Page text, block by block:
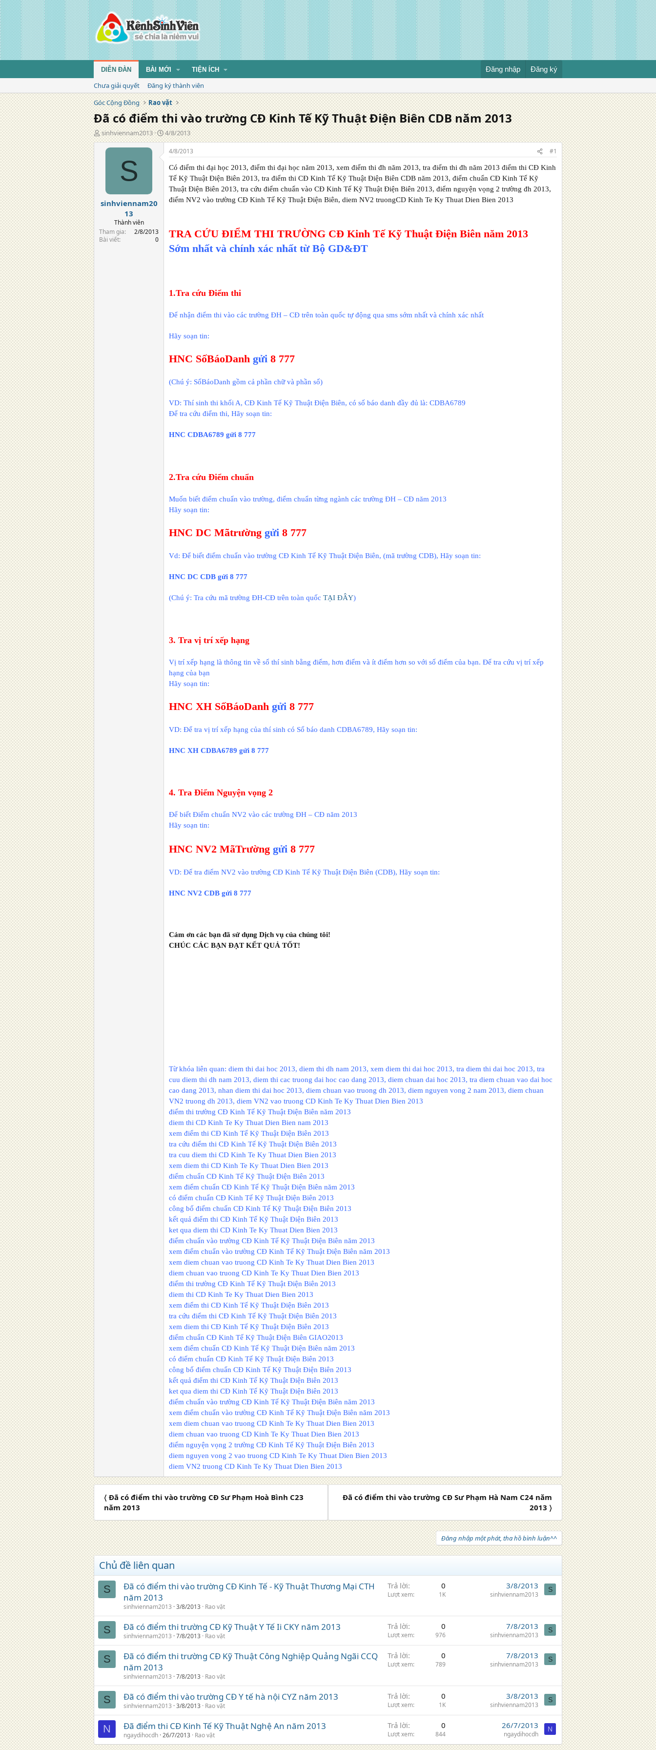
DIỄN ĐÀN BÀI MỚI TIỆN ÍCH Đăng nhập Đăng ký
Chưa giải quyết
Đăng ký thành viên
Góc Cộng Đồng
Rao vặt
Đã có điểm thi vào trường CĐ Kinh Tế Kỹ Thuật Điện Biên CDB năm 2013
T
á
sinhviennam2013
N
g
4/8/2013
S
sinhviennam20
13
Thành viên
Tham gia
2/8/2013
Bài viết
0
4/8/2013 #1
Có điểm thi đại học 2013, điểm thi đại học năm 2013, xem điểm thi đh năm 2013, tra điểm thi đh năm 2013 điểm thi CĐ Kinh
Tế Kỹ Thuật Điện Biên 2013, tra điểm thi CĐ Kinh Tế Kỹ Thuật Điện Biên CDB năm 2013, điểm chuẩn CĐ Kinh Tế Kỹ
Thuật Điện Biên 2013, tra cứu điểm chuẩn vào CĐ Kinh Tế Kỹ Thuật Điện Biên 2013, điểm nguyện vọng 2 trường đh 2013,
điểm NV2 vào trường CĐ Kinh Tế Kỹ Thuật Điện Biên, diem NV2 truongCD Kinh Te Ky Thuat Dien Bien 2013
TRA CỨU ĐIỂM THI TRƯỜNG CĐ Kinh Tế Kỹ Thuật Điện Biên năm 2013
Sớm nhất và chính xác nhất từ Bộ GD&ĐT
1.Tra cứu Điểm thi
Để nhận điểm thi vào các trường ĐH – CĐ trên toàn quốc tự động qua sms sớm nhất và chính xác nhất
Hãy soạn tin:
HNC SốBáoDanh gửi 8 777
(Chú ý: SốBáoDanh gồm cả phần chữ và phần số)
VD: Thí sinh thi khối A, CĐ Kinh Tế Kỹ Thuật Điện Biên, có số báo danh đầy đủ là: CDBA6789
Để tra cứu điểm thi, Hãy soạn tin:
HNC CDBA6789 gửi 8 777
2.Tra cứu Điểm chuẩn
Muốn biết điểm chuẩn vào trường, điểm chuẩn từng ngành các trường ĐH – CĐ năm 2013
Hãy soạn tin:
HNC DC Mãtrường gửi 8 777
Vd: Để biết điểm chuẩn vào trường CĐ Kinh Tế Kỹ Thuật Điện Biên, (mã trường CDB), Hãy soạn tin:
HNC DC CDB gửi 8 777
(Chú ý: Tra cứu mã trường ĐH-CĐ trên toàn quốc TẠI ĐÂY)
3. Tra vị trí xếp hạng
Vị trí xếp hạng là thông tin về số thí sinh bằng điểm, hơn điểm và ít điểm hơn so với số điểm của bạn. Để tra cứu vị trí xếp
hạng của bạn
Hãy soạn tin:
HNC XH SốBáoDanh gửi 8 777
VD: Để tra vị trí xếp hạng của thí sinh có Số báo danh CDBA6789, Hãy soạn tin:
HNC XH CDBA6789 gửi 8 777
4. Tra Điểm Nguyện vọng 2
Để biết Điểm chuẩn NV2 vào các trường ĐH – CĐ năm 2013
Hãy soạn tin:
HNC NV2 MãTrường gửi 8 777
VD: Để tra điểm NV2 vào trường CĐ Kinh Tế Kỹ Thuật Điện Biên (CDB), Hãy soạn tin:
HNC NV2 CDB gửi 8 777
Cảm ơn các bạn đã sử dụng Dịch vụ của chúng tôi!
CHÚC CÁC BẠN ĐẠT KẾT QUẢ TỐT!
Từ khóa liên quan: diem thi dai hoc 2013, diem thi dh nam 2013, xem diem thi dai hoc 2013, tra diem thi dai hoc 2013, tra
cuu diem thi dh nam 2013, diem thi cac truong dai hoc cao dang 2013, diem chuan dai hoc 2013, tra diem chuan vao dai hoc
cao dang 2013, nhan diem thi dai hoc 2013, diem chuan vao truong dh 2013, diem nguyen vong 2 nam 2013, diem chuan
VN2 truong dh 2013, diem VN2 vao truong CD Kinh Te Ky Thuat Dien Bien 2013
điểm thi trường CĐ Kinh Tế Kỹ Thuật Điện Biên năm 2013
diem thi CD Kinh Te Ky Thuat Dien Bien nam 2013
xem điểm thi CĐ Kinh Tế Kỹ Thuật Điện Biên 2013
tra cứu điểm thi CĐ Kinh Tế Kỹ Thuật Điện Biên 2013
tra cuu diem thi CD Kinh Te Ky Thuat Dien Bien 2013
xem diem thi CD Kinh Te Ky Thuat Dien Bien 2013
điểm chuẩn CĐ Kinh Tế Kỹ Thuật Điện Biên 2013
xem điểm chuẩn CĐ Kinh Tế Kỹ Thuật Điện Biên năm 2013
có điểm chuẩn CĐ Kinh Tế Kỹ Thuật Điện Biên 2013
công bố điểm chuẩn CĐ Kinh Tế Kỹ Thuật Điện Biên 2013
kết quả điểm thi CĐ Kinh Tế Kỹ Thuật Điện Biên 2013
ket qua diem thi CD Kinh Te Ky Thuat Dien Bien 2013
điểm chuẩn vào trường CĐ Kinh Tế Kỹ Thuật Điện Biên năm 2013
xem điểm chuẩn vào trường CĐ Kinh Tế Kỹ Thuật Điện Biên năm 2013
xem diem chuan vao truong CD Kinh Te Ky Thuat Dien Bien 2013
diem chuan vao truong CD Kinh Te Ky Thuat Dien Bien 2013
điểm thi trường CĐ Kinh Tế Kỹ Thuật Điện Biên 2013
diem thi CD Kinh Te Ky Thuat Dien Bien 2013
xem điểm thi CĐ Kinh Tế Kỹ Thuật Điện Biên 2013
tra cứu điểm thi CĐ Kinh Tế Kỹ Thuật Điện Biên 2013
xem diem thi CĐ Kinh Tế Kỹ Thuật Điện Biên 2013
điểm chuẩn CĐ Kinh Tế Kỹ Thuật Điện Biên GIAO2013
xem điểm chuẩn CĐ Kinh Tế Kỹ Thuật Điện Biên năm 2013
có điểm chuẩn CĐ Kinh Tế Kỹ Thuật Điện Biên 2013
công bố điểm chuẩn CĐ Kinh Tế Kỹ Thuật Điện Biên 2013
kết quả điểm thi CĐ Kinh Tế Kỹ Thuật Điện Biên 2013
ket qua diem thi CĐ Kinh Tế Kỹ Thuật Điện Biên 2013
điểm chuẩn vào trường CĐ Kinh Tế Kỹ Thuật Điện Biên năm 2013
xem điểm chuẩn vào trường CĐ Kinh Tế Kỹ Thuật Điện Biên năm 2013
xem diem chuan vao truong CD Kinh Te Ky Thuat Dien Bien 2013
diem chuan vao truong CD Kinh Te Ky Thuat Dien Bien 2013
điểm nguyện vọng 2 trường CĐ Kinh Tế Kỹ Thuật Điện Biên 2013
diem nguyen vong 2 vao truong CD Kinh Te Ky Thuat Dien Bien 2013
diem VN2 truong CD Kinh Te Ky Thuat Dien Bien 2013
〈 Đã có điểm thi vào trường CĐ Sư Phạm Hoà Bình C23
năm 2013
Đã có điểm thi vào trường CĐ Sư Phạm Hà Nam C24 năm
2013 〉
Đăng nhập một phát, tha hồ bình luận^^
Chủ đề liên quan
S
Đã có điểm thi vào trường CĐ Kinh Tế - Kỹ Thuật Thương Mại CTH
năm 2013
sinhviennam2013 3/8/2013 Rao vặt
Trả lời 0
Lượt xem 1K
3/8/2013
sinhviennam2013
S
S Đã có điểm thi trường CĐ Kỹ Thuật Y Tế Ii CKY năm 2013
sinhviennam2013 7/8/2013 Rao vặt
Trả lời 0
Lượt xem 976
7/8/2013
sinhviennam2013
S
S
Đã có điểm thi trường CĐ Kỹ Thuật Công Nghiệp Quảng Ngãi CCQ
năm 2013
sinhviennam2013 7/8/2013 Rao vặt
Trả lời 0
Lượt xem 789
7/8/2013
sinhviennam2013
S
S Đã có điểm thi vào trường CĐ Y tế hà nội CYZ năm 2013
sinhviennam2013 3/8/2013 Rao vặt
Trả lời 0
Lượt xem 1K
3/8/2013
sinhviennam2013
S
N Đã điểm thi CĐ Kinh Tế Kỹ Thuật Nghệ An năm 2013
ngaydihocdh 26/7/2013 Rao vặt
Trả lời 0
Lượt xem 844
26/7/2013
ngaydihocdh
N